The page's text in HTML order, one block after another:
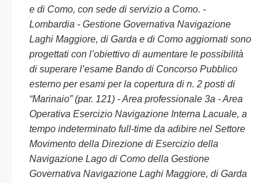
e di Como, con sede di servizio a Como. -
Lombardia - Gestione Governativa Navigazione
Laghi Maggiore, di Garda e di Como aggiornati sono
progettati con l’obiettivo di aumentare le possibilità
di superare l’esame Bando di Concorso Pubblico
esterno per esami per la copertura di n. 2 posti di
“Marinaio” (par. 121) - Area professionale 3a - Area
Operativa Esercizio Navigazione Interna Lacuale, a
tempo indeterminato full-time da adibire nel Settore
Movimento della Direzione di Esercizio della
Navigazione Lago di Como della Gestione
Governativa Navigazione Laghi Maggiore, di Garda